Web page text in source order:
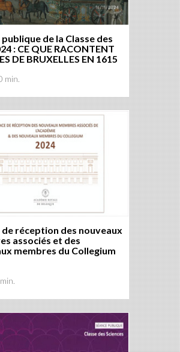
publique de la Classe des
: CE QUE RACONTENT
DE BRUXELLES EN 1615
min.
de réception des nouveaux
associés et des
membres du Collegium